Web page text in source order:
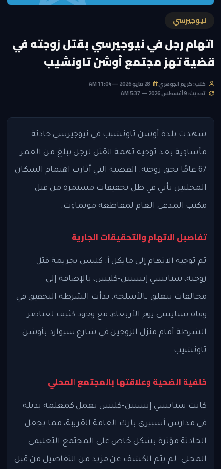
نيوجيرسي
اتهام رجل في نيوجيرسي بقتل زوجته في
قضية تهز مجتمع أوشن تاونشيب
كتب: كريم الجوهري
تحديث: 9 أغسطس 2026 — 5:37 AM
شهدت بلدة أوشن تاونشيب في نيوجيرسي حادثة
مأساوية بعد توجيه تهمة القتل لرجل يبلغ من العمر
67 عامًا بحق زوجته. القضية التي أثارت اهتمام السكان
المحليين تأتي في ظل تحقيقات مستمرة من قبل
مكتب المدعي العام لمقاطعة مونماوث.
تفاصيل الاتهام والتحقيقات الجارية
تم توجيه الاتهام إلى مايكل أ. كليس بجريمة قتل
زوجته، ستايسي إبستين-كليس، بالإضافة إلى
مخالفات تتعلق بالأسلحة. بدأت الشرطة التحقيق في
وفاة ستايسي يوم الأربعاء، مع وجود كثيف لعناصر
الشرطة أمام منزل الزوجين في شارع سيوارد بأوشن
تاونشيب.
خلفية الضحية وعلاقتها بالمجتمع المحلي
كانت ستايسي إبستين-كليس تعمل كمعلمة بديلة
في مدارس أسبيري بارك العامة القريبة، مما يجعل
الحادثة مؤثرة بشكل خاص على المجتمع التعليمي
المحلي. لم يتم الكشف عن مزيد من التفاصيل من قبل